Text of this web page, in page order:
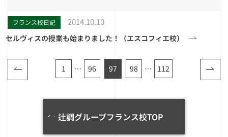
フランス校日記 2014.10.10
セルヴィスの授業も始まりました！（エスコフィエ校）
1 … 96 97 98 … 112
辻調グループフランス校TOP